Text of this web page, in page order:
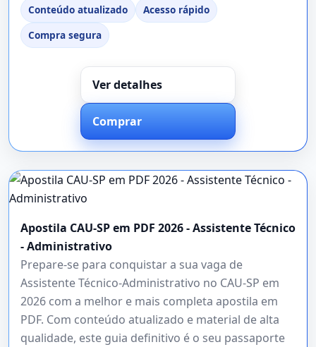
Conteúdo atualizado
Acesso rápido
Compra segura
Ver detalhes
Comprar
Apostila CAU-SP em PDF 2026 - Assistente Técnico
- Administrativo
Prepare-se para conquistar a sua vaga de
Assistente Técnico-Administrativo no CAU-SP em
2026 com a melhor e mais completa apostila em
PDF. Com conteúdo atualizado e material de alta
qualidade, este guia definitivo é o seu passaporte